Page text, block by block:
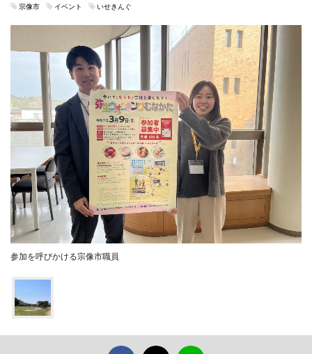
宗像市 イベント いせきんぐ
参加を呼びかける宗像市職員